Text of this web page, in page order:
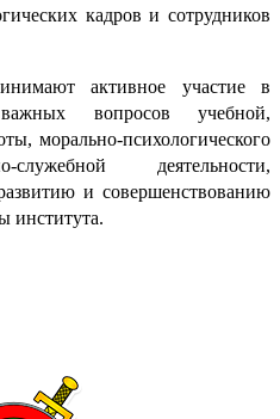
кадров и сотрудников
активное участие в
вопросов учебной,
морально-психологического
служебной деятельности,
и совершенствованию
института.